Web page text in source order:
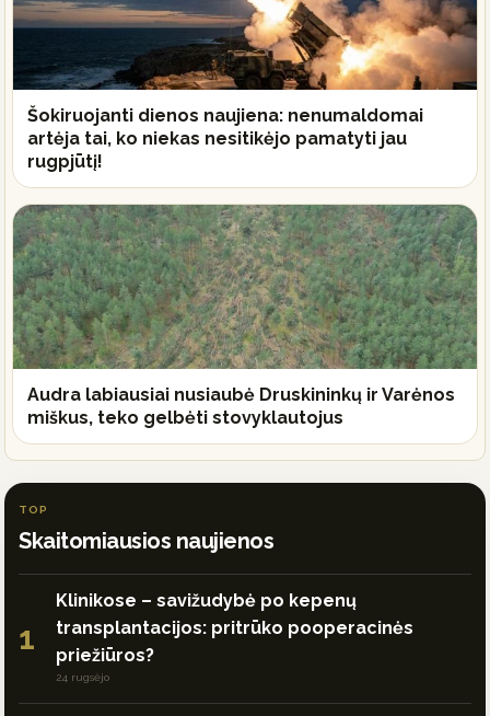
Šokiruojanti dienos naujiena: nenumaldomai
artėja tai, ko niekas nesitikėjo pamatyti jau
rugpjūtį!
Audra labiausiai nusiaubė Druskininkų ir Varėnos
miškus, teko gelbėti stovyklautojus
TOP
Skaitomiausios naujienos
1
Klinikose – savižudybė po kepenų
transplantacijos: pritrūko pooperacinės
priežiūros?
24 rugsėjo